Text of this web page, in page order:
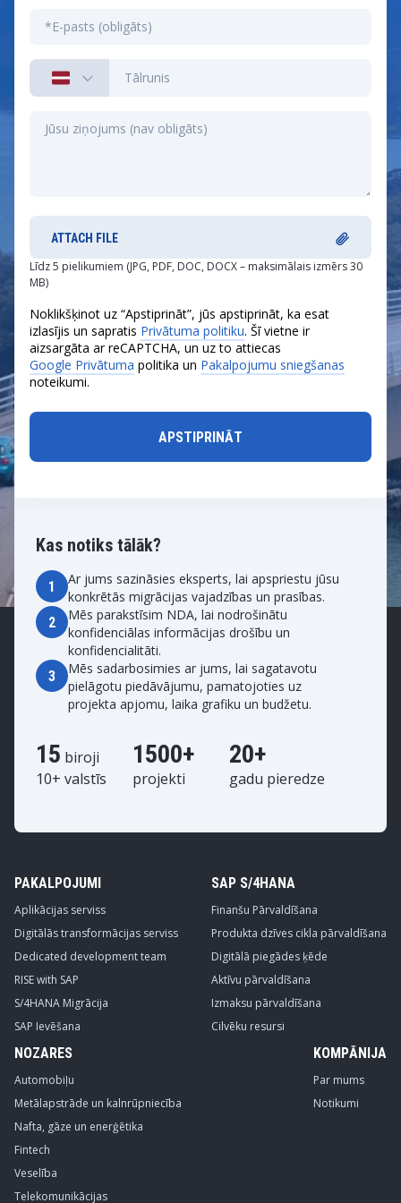
Kas notiks tālāk?
1
Ar jums sazināsies eksperts, lai apspriestu jūsu
konkrētās migrācijas vajadzības un prasības.
2
Mēs parakstīsim NDA, lai nodrošinātu
konfidenciālas informācijas drošību un
konfidencialitāti.
3
Mēs sadarbosimies ar jums, lai sagatavotu
pielāgotu piedāvājumu, pamatojoties uz
projekta apjomu, laika grafiku un budžetu.
15 biroji
10+ valstīs
1500+
projekti
20+
gadu pieredze
ATTACH FILE
Līdz 5 pielikumiem (JPG, PDF, DOC, DOCX – maksimālais izmērs 30
MB)
Noklikšķinot uz “Apstiprināt”, jūs apstiprināt, ka esat
izlasījis un sapratis Privātuma politiku. Šī vietne ir
aizsargāta ar reCAPTCHA, un uz to attiecas
Google Privātuma politika un Pakalpojumu sniegšanas
noteikumi.
PAKALPOJUMI
Aplikācijas serviss
Digitālās transformācijas serviss
Dedicated development team
RISE with SAP
S/4HANA Migrācija
SAP Ievēšana
SAP S/4HANA
Finanšu Pārvaldīšana
Produkta dzīves cikla pārvaldīšana
Digitālā piegādes ķēde
Aktīvu pārvaldīšana
Izmaksu pārvaldīšana
Cilvēku resursi
NOZARES
Automobiļu
Metālapstrāde un kalnrūpniecība
Nafta, gāze un enerģētika
Fintech
Veselība
Telekomunikācijas
KOMPĀNIJA
Par mums
Notikumi